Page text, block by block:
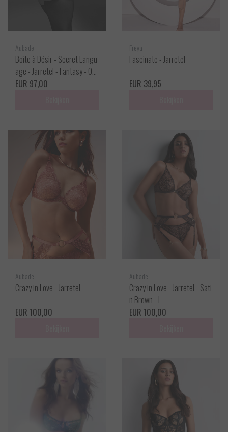
Aubade
Boîte à Désir - Secret Langu
age - Jarretel - Fantasy - On
e size
EUR 97,00
Freya
Fascinate - Jarretel
EUR 39,95
Aubade
Crazy in Love - Jarretel
EUR 100,00
Aubade
Crazy in Love - Jarretel - Sati
n Brown - L
EUR 100,00